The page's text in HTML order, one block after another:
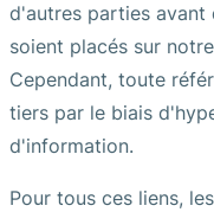
d'autres parties avant
soient placés sur
Cependant, toute
tiers par le biais
d'information.
Pour tous ces liens,